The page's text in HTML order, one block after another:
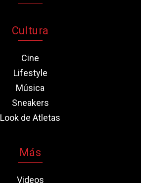
Cultura
Cine
Lifestyle
Música
Sneakers
Look de Atletas
Más
Videos